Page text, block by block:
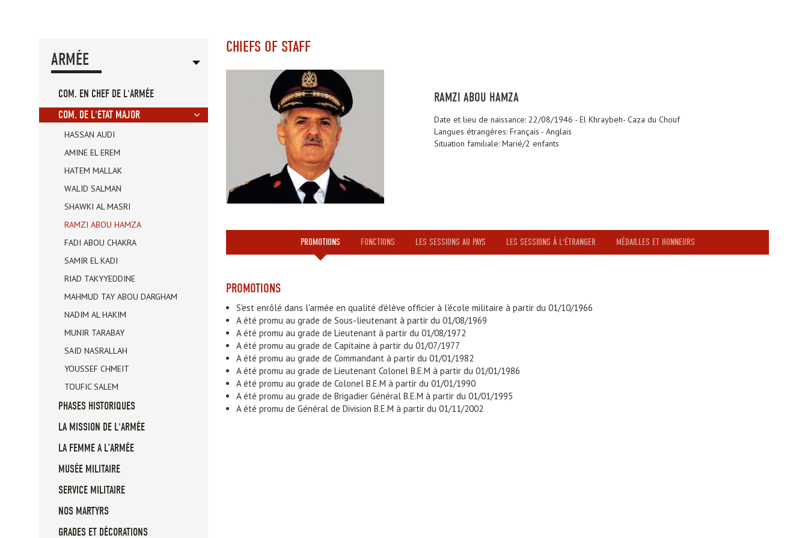
ARMÉE
COM. EN CHEF DE L'ARMÉE
COM. DE L'ETAT MAJOR
HASSAN AUDI
AMINE EL EREM
HATEM MALLAK
WALID SALMAN
SHAWKI AL MASRI
RAMZI ABOU HAMZA
FADI ABOU CHAKRA
SAMIR EL KADI
RIAD TAKYYEDDINE
MAHMUD TAY ABOU DARGHAM
NADIM AL HAKIM
MUNIR TARABAY
SAID NASRALLAH
YOUSSEF CHMEIT
TOUFIC SALEM
PHASES HISTORIQUES
LA MISSION DE L'ARMÉE
LA FEMME A L’ARMÉE
MUSÉE MILITAIRE
SERVICE MILITAIRE
NOS MARTYRS
GRADES ET DÉCORATIONS
CHIEFS OF STAFF
RAMZI ABOU HAMZA
Date et lieu de naissance: 22/08/1946 - El Khraybeh- Caza du Chouf
Langues étrangères: Français - Anglais
Situation familiale: Marié/2 enfants
PROMOTIONS FONCTIONS LES SESSIONS AU PAYS LES SESSIONS À L'ÉTRANGER MÉDAILLES ET HONNEURS
PROMOTIONS
S'est enrôlé dans l'armée en qualité d'élève officier à l'école militaire à partir du 01/10/1966
A été promu au grade de Sous-lieutenant à partir du 01/08/1969
A été promu au grade de Lieutenant à partir du 01/08/1972
A été promu au grade de Capitaine à partir du 01/07/1977
A été promu au grade de Commandant à partir du 01/01/1982
A été promu au grade de Lieutenant Colonel B.E.M à partir du 01/01/1986
A été promu au grade de Colonel B.E.M à partir du 01/01/1990
A été promu au grade de Brigadier Général B.E.M à partir du 01/01/1995
A été promu de Général de Division B.E.M à partir du 01/11/2002